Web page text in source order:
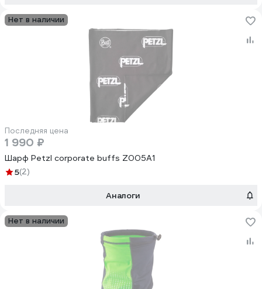
Нет в наличии
Последняя цена
1 990 ₽
Шарф Petzl corporate buffs Z005A1
5(2)
Аналоги
Нет в наличии